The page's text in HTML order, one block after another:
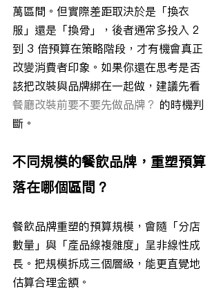
萬區間。但實際差距取決於是「換衣
服」還是「換骨」，後者通常多投入 2
到 3 倍預算在策略階段，才有機會真正
改變消費者印象。如果你還在思考是否
該把改裝與品牌綁在一起做，建議先看
餐廳改裝前要不要先做品牌？ 的時機判
斷。
不同規模的餐飲品牌，重塑預算
落在哪個區間？
餐飲品牌重塑的預算規模，會隨「分店
數量」與「產品線複雜度」呈非線性成
長。把規模拆成三個層級，能更直覺地
估算合理金額。